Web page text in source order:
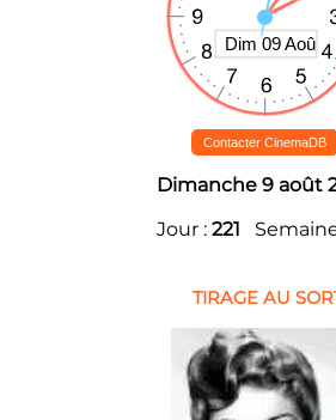
Contacter CinemaDB
Dimanche 9 août
Jour : 221
TIRAGE AU